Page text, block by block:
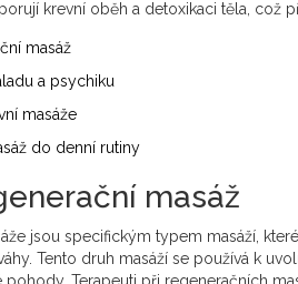
krevní oběh a detoxikaci těla, což
masáž
a psychiku
masáže
do denní rutiny
masáž
jsou specifickým typem masáží,
Tento druh masáží se používá k